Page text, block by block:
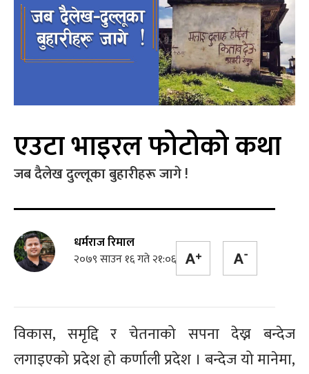
एउटा भाइरल फोटोको कथा
जब दैलेख दुल्लूका बुहारीहरू जागे !
धर्मराज रिमाल
२०७९ साउन १६ गते २१:०६
विकास, समृद्दि र चेतनाको सपना देख्न बन्देज
लगाइएको प्रदेश हो कर्णाली प्रदेश । बन्देज यो मानेमा,